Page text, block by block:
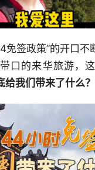
免签政策”的开口不
口的来华旅游，
给我们带来了什么？